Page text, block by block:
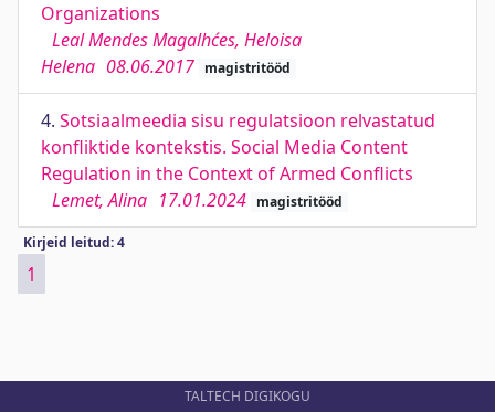
Organizations
Leal Mendes Magalhćes, Heloisa
Helena 08.06.2017 magistritööd
4. Sotsiaalmeedia sisu regulatsioon relvastatud
konfliktide kontekstis. Social Media Content
Regulation in the Context of Armed Conflicts
Lemet, Alina 17.01.2024 magistritööd
Kirjeid leitud: 4
1
TALTECH DIGIKOGU